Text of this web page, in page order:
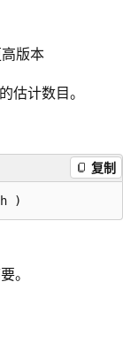
版本
估计数目。
复制
。